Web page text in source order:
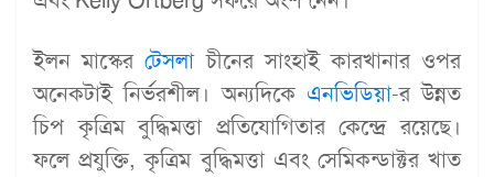
ইলন মাস্কেরটেসলাচীনের সাংহাই কারখানার ওপর
অনেকটাই নির্ভরশীল। অন্যদিকে এনভিডিয়া-র উন্নত
চিপ কৃত্রিম বুদ্ধিমত্তা প্রতিযোগিতার কেন্দ্রে রয়েছে।
ফলে প্রযুক্তি, কৃত্রিম বুদ্ধিমত্তা এবং সেমিকন্ডাক্টর খাত